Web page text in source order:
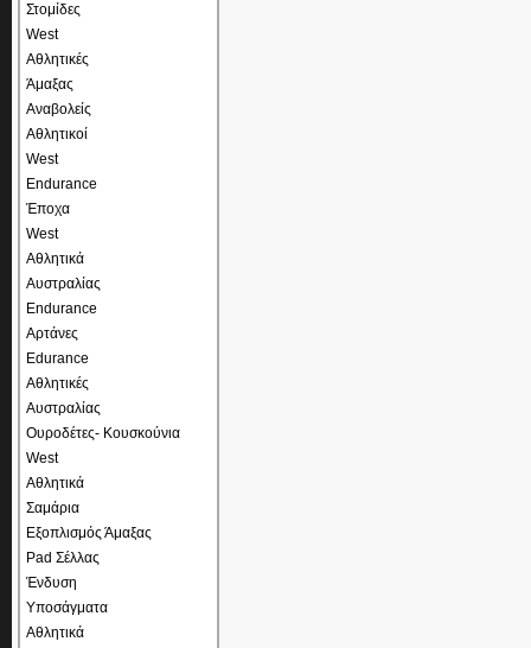
Στομίδες
West
Αθλητικές
Άμαξας
Αναβολείς
Αθλητικοί
West
Endurance
Έποχα
West
Αθλητικά
Αυστραλίας
Endurance
Αρτάνες
Edurance
Αθλητικές
Αυστραλίας
Ουροδέτες- Κουσκούνια
West
Αθλητικά
Σαμάρια
Εξοπλισμός Άμαξας
Pad Σέλλας
Ένδυση
Υποσάγματα
Αθλητικά